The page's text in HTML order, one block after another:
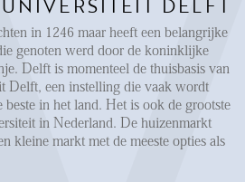
in 1246 maar heeft een belangrijke
genoten werd door de koninklijke
Delft is momenteel de thuisbasis van
Delft, een instelling die vaak wordt
beste in het land. Het is ook de grootste
in Nederland. De huizenmarkt
kleine markt met de meeste opties als